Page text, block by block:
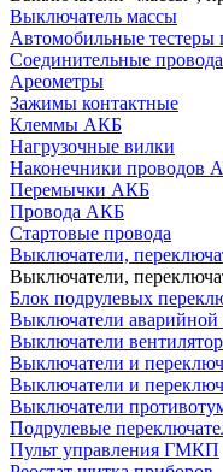
Выключатель массы
Автомобильные тестеры
Соединительные
Ареометры
Зажимы контактные
Клеммы АКБ
Нагрузочные вилки
Наконечники проводов
Перемычки АКБ
Провода АКБ
Стартовые провода
Выключатели,
Выключатели,
Блок подрулевых
Выключатели аварийной
Выключатели
Выключатели и
Выключатели и
Выключатели
Подрулевые
Пульт управления ГМКП